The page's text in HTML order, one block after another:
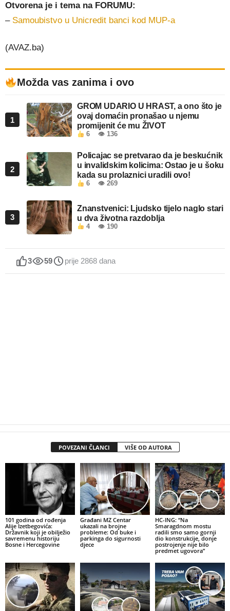
Otvorena je i tema na FORUMU:
– Samoubistvo u Unicredit banci kod MUP-a
(AVAZ.ba)
Možda vas zanima i ovo
1
GROM UDARIO U HRAST, a ono što je
ovaj domaćin pronašao u njemu
promijenit će mu ŽIVOT
6 👁 136
2
Policajac se pretvarao da je beskućnik
u invalidskim kolicima: Ostao je u šoku
kada su prolaznici uradili ovo!
6 👁 269
3
Znanstvenici: Ljudsko tijelo naglo stari
u dva životna razdoblja
4 👁 190
3 59 prije 2868 dana
POVEZANI ČLANCI VIŠE OD AUTORA
101 godina od rođenja
Alije Izetbegovića:
Državnik koji je obilježio
savremenu historiju
Bosne i Hercegovine
Građani MZ Centar
ukazali na brojne
probleme: Od buke i
parkinga do sigurnosti
djece
HC-ING: “Na
Smaragdnom mostu
radili smo samo gornji
dio konstrukcije, donje
postrojenje nije bilo
predmet ugovora”